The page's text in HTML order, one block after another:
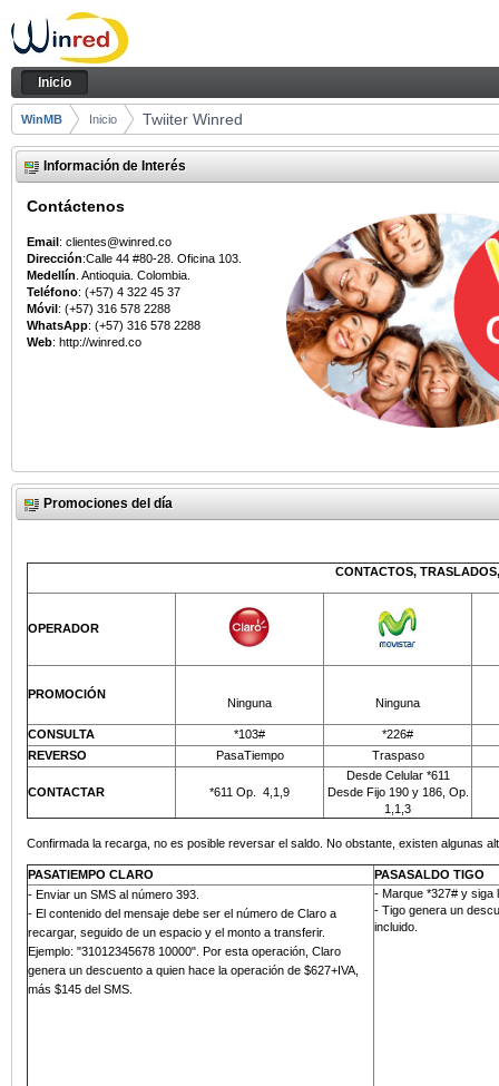
Saltar al contenido
Inicio
Navegación
Inicio
Camino de migas
WinMB Inicio Twiiter Winred
Información de Interés
Contáctenos
Email: clientes@winred.co
Dirección:Calle 44 #80-28. Oficina 103.
Medellín . Antioquia. Colombia.
Teléfono: (+57) 4 322 45 37
Móvil: (+57) 316 578 2288
WhatsApp: (+57) 316 578 2288
Web: http://winred.co
Promociones del día
CONTACTOS,
OPERADOR
PROMOCIÓN
Ninguna Ninguna
CONSULTA *103#
*226#
REVERSO
PasaTiempo Traspaso
CONTACTAR *611 Op. 4,1,9
Desde Celular *611
Desde Fijo 190 y 186, Op.
1,1,3
Confirmada la recarga, no es posible reversar el saldo. No obstante, existen algunas
PASATIEMPO CLARO
PASASALDO TIGO
- Enviar un SMS al número 393
- El contenido del mensaje debe ser el número de Claro a
recargar, seguido de un espacio y el monto a transferir.
Ejemplo: "31012345678 10000". Por esta operación, Claro
genera un descuento a quien hace la operación de $627+IVA,
más $145 del SMS
- Marque *327# y siga
- Tigo genera un
incluido.